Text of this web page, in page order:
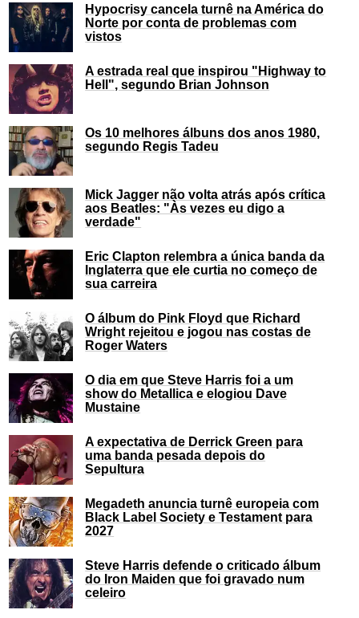
Hypocrisy cancela turnê na América do
Norte por conta de problemas com
vistos
A estrada real que inspirou "Highway to
Hell", segundo Brian Johnson
Os 10 melhores álbuns dos anos 1980,
segundo Regis Tadeu
Mick Jagger não volta atrás após crítica
aos Beatles: "Às vezes eu digo a
verdade"
Eric Clapton relembra a única banda da
Inglaterra que ele curtia no começo de
sua carreira
O álbum do Pink Floyd que Richard
Wright rejeitou e jogou nas costas de
Roger Waters
O dia em que Steve Harris foi a um
show do Metallica e elogiou Dave
Mustaine
A expectativa de Derrick Green para
uma banda pesada depois do
Sepultura
Megadeth anuncia turnê europeia com
Black Label Society e Testament para
2027
Steve Harris defende o criticado álbum
do Iron Maiden que foi gravado num
celeiro